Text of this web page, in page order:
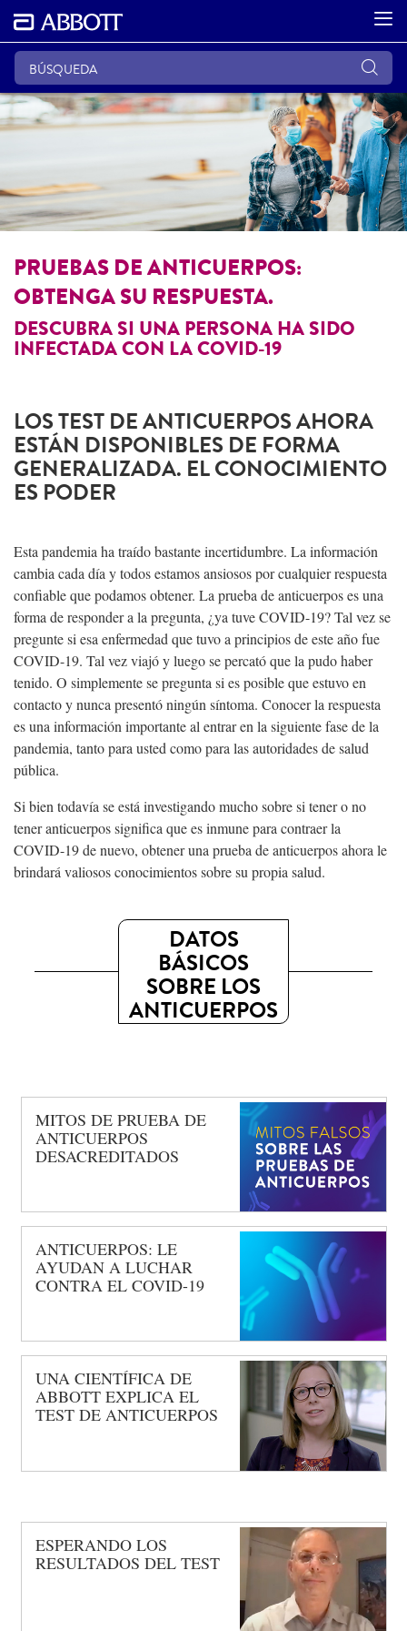
PRUEBAS DE ANTICUERPOS:
OBTENGA SU RESPUESTA.
DESCUBRA SI UNA PERSONA HA SIDO
INFECTADA CON LA COVID-19
LOS TEST DE ANTICUERPOS AHORA
ESTÁN DISPONIBLES DE FORMA
GENERALIZADA. EL CONOCIMIENTO
ES PODER
Esta pandemia ha traído bastante incertidumbre. La información
cambia cada día y todos estamos ansiosos por cualquier respuesta
confiable que podamos obtener. La prueba de anticuerpos es una
forma de responder a la pregunta, ¿ya tuve COVID-19? Tal vez se
pregunte si esa enfermedad que tuvo a principios de este año fue
COVID-19. Tal vez viajó y luego se percató que la pudo haber
tenido. O simplemente se pregunta si es posible que estuvo en
contacto y nunca presentó ningún síntoma. Conocer la respuesta
es una información importante al entrar en la siguiente fase de la
pandemia, tanto para usted como para las autoridades de salud
pública.
Si bien todavía se está investigando mucho sobre si tener o no
tener anticuerpos significa que es inmune para contraer la
COVID-19 de nuevo, obtener una prueba de anticuerpos ahora le
brindará valiosos conocimientos sobre su propia salud.
DATOS
BÁSICOS
SOBRE LOS
ANTICUERPOS
MITOS DE PRUEBA DE
ANTICUERPOS
DESACREDITADOS
ANTICUERPOS: LE
AYUDAN A LUCHAR
CONTRA EL COVID-19
UNA CIENTÍFICA DE
ABBOTT EXPLICA EL
TEST DE ANTICUERPOS
ESPERANDO LOS
RESULTADOS DEL TEST